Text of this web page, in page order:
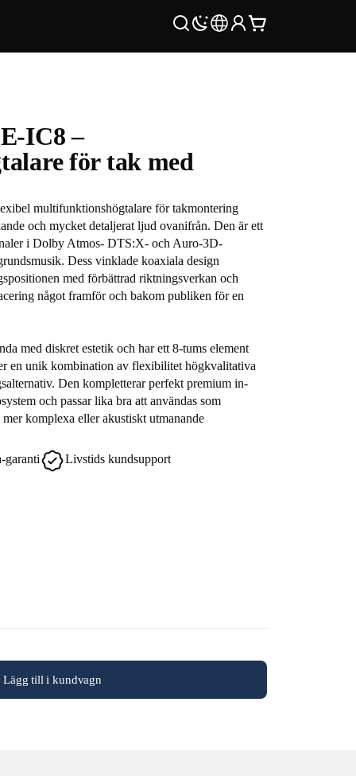
IC8 –
för tak med
multifunktionshögtalare för takmontering
och mycket detaljerat ljud ovanifrån. Den är ett
i Dolby Atmos- DTS:X- och Auro-3D-
Dess vinklade koaxiala design
med förbättrad riktningsverkan och
något framför och bakom publiken för en
med diskret estetik och har ett 8-tums element
en unik kombination av flexibilitet högkvalitativa
Den kompletterar perfekt premium in-
och passar lika bra att användas som
komplexa eller akustiskt utmanande
garanti Livstids kundsupport
Lägg till i kundvagn